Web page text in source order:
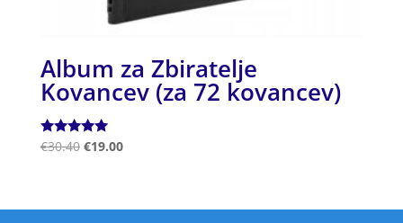
Album za Zbiratelje
Kovancev (za 72 kovancev)
Ocenjeno
€30.40 €19.00